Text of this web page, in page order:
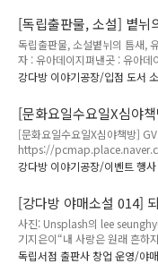
한 아이가 고양이에게 함께 바
장이 있어 계단 이용이 불편한
북부수영장은 가장 최근 생긴
창밖으로 소나무 숲이 보입니다
동일하게 일일 입장 4,000원입
용할 수 있습니다. 또한 매시간
니다. 수영장 3곳 모두 강릉관광
강습과 자유 수영은 등..
[독립출판물, 소설] 볕뉘
독립출판물, 소설볕뉘의 틈새,
자 : 유아데이지펴낸곳 : 유아데
본쪽수 : 70쪽크기 :
https://
공장 🏠독립서점 📚 이야기가
치도 강릉시 용지로 162 (옥천
https://
https://
https:/..
강다방 이야기공장/입점 도서
[문화요일수요일X심야
[문화요일수요일X심야책방]
https://
et 강다방 이야기공장 : 네이버
월 2일 수요일 19:00~21:00-
행 : 장병섭 감독- 상영 영화 : 기
퍼링크, 민구홍 * 각 프로그램
강다방 이야기공장에서 수령,
니다. 도서를 수령하지 않을 경
강다방 이야기공장/이벤트 행사
[강다방 야매소설 014]
사진: Unsplash의 lee
기지은이“내 사랑은 원래 흔하
요...”가현이의 특별한 사랑 이
독립서점 출판사 창업 운영/야